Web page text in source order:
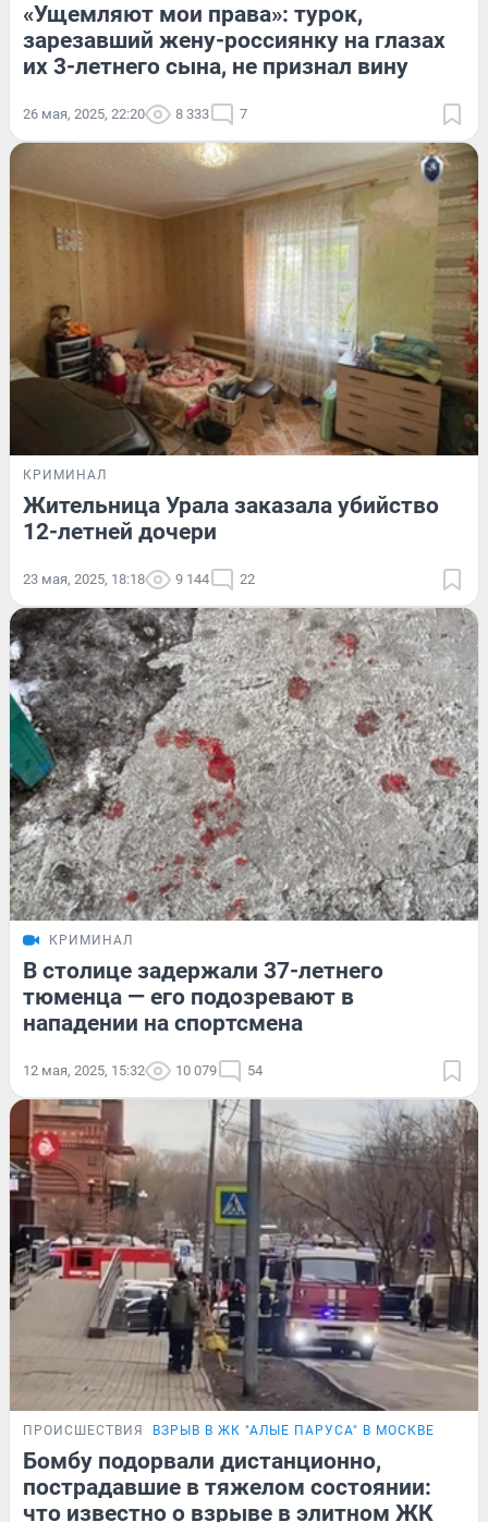
«Ущемляют мои права»: турок,
зарезавший жену-россиянку на глазах
их 3-летнего сына, не признал вину
26 мая, 2025, 22:20 8 333 7
КРИМИНАЛ
Жительница Урала заказала убийство
12-летней дочери
23 мая, 2025, 18:18 9 144 22
КРИМИНАЛ
В столице задержали 37-летнего
тюменца — его подозревают в
нападении на спортсмена
12 мая, 2025, 15:32 10 079 54
ПРОИСШЕСТВИЯ ВЗРЫВ В ЖК "АЛЫЕ ПАРУСА" В МОСКВЕ
Бомбу подорвали дистанционно,
пострадавшие в тяжелом состоянии:
что известно о взрыве в элитном ЖК